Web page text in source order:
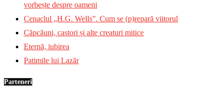
vorbește despre oameni
Cenaclul „H.G. Wells”. Cum se (p)repară viitorul
Căpcăuni, castori și alte creaturi mitice
Eternă, iubirea
Patimile lui Lazăr
Parteneri